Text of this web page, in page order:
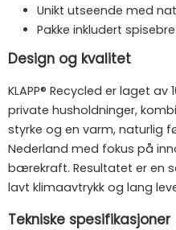
Unikt utseende med
Pakke inkludert
Design og kvalitet
KLAPP® Recycled er laget
private husholdninger,
styrke og en varm, naturlig
Nederland med fokus på
bærekraft. Resultatet er en
lavt klimaavtrykk og lang
Tekniske spesifikasjoner